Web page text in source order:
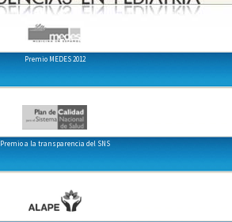
Premio MEDES 2012
Premio a la transparencia del SNS